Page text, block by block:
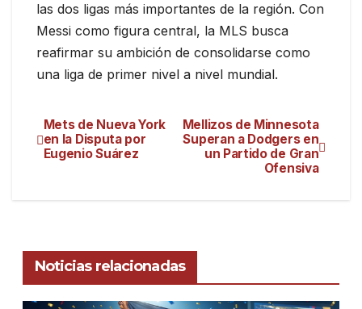
las dos ligas más importantes de la región. Con
Messi como figura central, la MLS busca
reafirmar su ambición de consolidarse como
una liga de primer nivel a nivel mundial.
Mellizos de Minnesota
Superan a Dodgers en
un Partido de Gran
Ofensiva
Mets de Nueva York
en la Disputa por
Eugenio Suárez
Noticias relacionadas